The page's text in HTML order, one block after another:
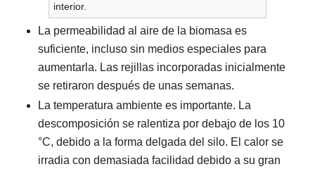
interior.
La permeabilidad al aire de la biomasa es
suficiente, incluso sin medios especiales para
aumentarla. Las rejillas incorporadas inicialmente
se retiraron después de unas semanas.
La temperatura ambiente es importante. La
descomposición se ralentiza por debajo de los 10
°C, debido a la forma delgada del silo. El calor se
irradia con demasiada facilidad debido a su gran